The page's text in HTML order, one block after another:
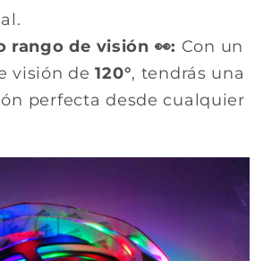
rango de visión 👀: Con un
visión de120°, tendrás una
perfecta desde cualquier